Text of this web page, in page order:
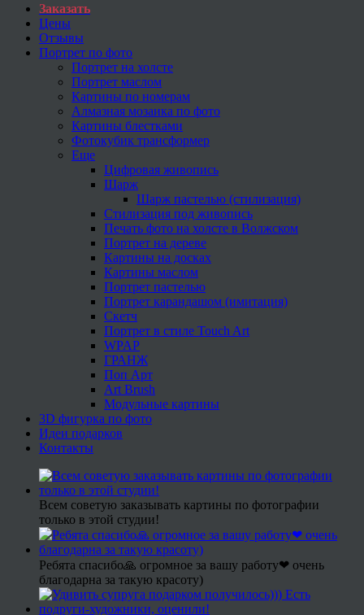
Заказать
Цены
Отзывы
Портрет по фото
Портрет на холсте
Портрет маслом
Картины по номерам
Алмазная мозаика по фото
Картины блестками
Фотокубик трансформер
Еще
Цифровая живопись
Шарж
Шарж пастелью (стилизация)
Стилизация под живопись
Печать фото на холсте в Волжском
Портрет на дереве
Картины на досках
Картины маслом
Портрет пастелью
Портрет карандашом (имитация)
Скетч
Портрет в стиле Touch Art
WPAP
ГРАНЖ
Поп Арт
Art Brush
Модульные картины
3D фигурка по фото
Идеи подарков
Контакты
Всем советую заказывать картины по фотографии
только в этой студии!
Ребята спасибо🙏 огромное за вашу работу❤ очень
благодарна за такую красоту)